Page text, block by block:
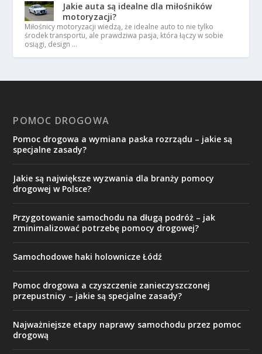
Jakie auta są idealne dla miłośników
motoryzacji?
Miłośnicy motoryzacji wiedzą, że idealne auto to nie tylko
środek transportu, ale prawdziwa pasja, która łączy w sobie
osiągi, design …
POMOC DROGOWA
Pomoc drogowa a wymiana paska rozrządu – jakie są
specjalne zasady?
Jakie są największe wyzwania dla branży pomocy
drogowej w Polsce?
Przygotowanie samochodu na długą podróż – jak
zminimalizować potrzebę pomocy drogowej?
Samochodowe haki holownicze Łódź
Pomoc drogowa a czyszczenie zanieczyszczonej
przepustnicy – jakie są specjalne zasady?
Najważniejsze etapy naprawy samochodu przez pomoc
drogową